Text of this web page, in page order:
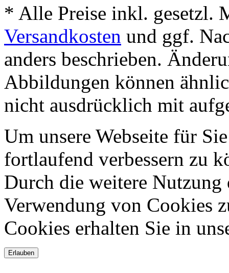
* Alle Preise inkl. gesetzl.
Versandkosten und ggf.
anders beschrieben.
Abbildungen können
nicht ausdrücklich mit
Um unsere Webseite für
fortlaufend verbessern zu
Durch die weitere Nutzung
Verwendung von Cookies
Cookies erhalten Sie in
Erlauben